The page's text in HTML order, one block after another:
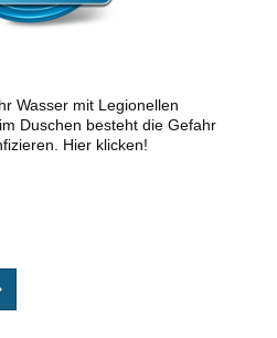
Wasser mit Legionellen
Duschen besteht die Gefahr
Hier klicken!